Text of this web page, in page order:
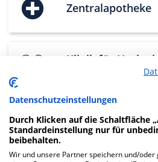
Zentralapotheke
Klinik für
Urologische
Klinik für
Datenschutzeinstellungen
Durch Klicken auf die Schaltfläche
Standardeinstellung nur für
beibehalten.
Wir und unsere Partner speichern und/